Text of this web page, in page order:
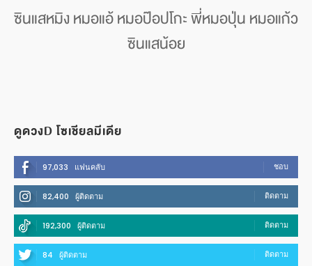
ซินแสหมิง หมอแอ้ หมอป๊อปโกะ พี่หมอปุ่น หมอแก้ว
ซินแสน้อย
ดูดวงD โซเชียลมีเดีย
97,033 แฟนคลับ ชอบ
82,400 ผู้ติดตาม ติดตาม
192,300 ผู้ติดตาม ติดตาม
84 ผู้ติดตาม ติดตาม